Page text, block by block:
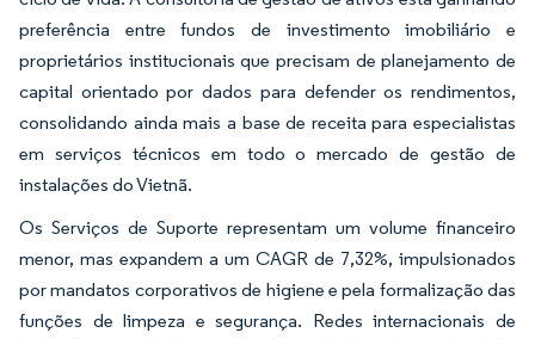
preferência entre fundos de investimento imobiliário e
proprietários institucionais que precisam de planejamento de
capital orientado por dados para defender os rendimentos,
consolidando ainda mais a base de receita para especialistas
em serviços técnicos em todo o mercado de gestão de
instalações do Vietnã.
Os Serviços de Suporte representam um volume financeiro
menor, mas expandem a um CAGR de 7,32%, impulsionados
por mandatos corporativos de higiene e pela formalização das
funções de limpeza e segurança. Redes internacionais de